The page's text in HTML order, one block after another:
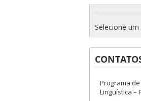
Selecione
Programa
Linguística –